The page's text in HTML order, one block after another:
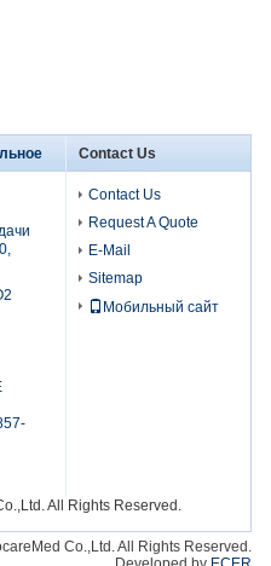
Contact Us
Contact Us
Request A Quote
E-Mail
Sitemap
Мобильный сайт
All Rights Reserved.
Co.,Ltd. All Rights Reserved.